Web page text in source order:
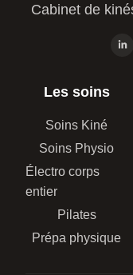
Cabinet de
Les soins
Soins Kiné
Soins Physio
Électro corps
entier
Pilates
Prépa physique